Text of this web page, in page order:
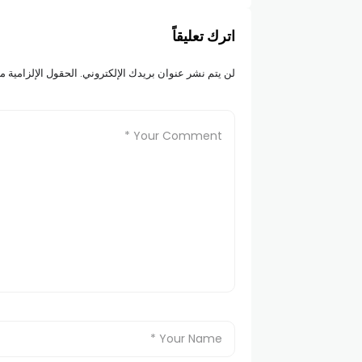
اترك تعليقاً
لن يتم نشر عنوان بريدك الإلكتروني. الحقول الإلزامية